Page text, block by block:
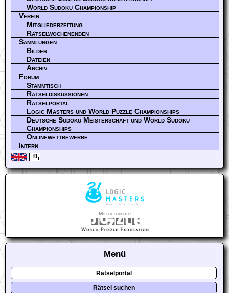
World Sudoku Championship
Verein
Mitgliederzeitung
Rätselwochenenden
Sammlungen
Bilder
Dateien
Archiv
Forum
Stammtisch
Rätseldiskussionen
Rätselportal
Logic Masters und World Puzzle Championships
Deutsche Sudoku Meisterschaft und World Sudoku
Championships
Onlinewettbewerbe
Intern
Mitglied in der
Menü
Rätselportal
Rätsel suchen